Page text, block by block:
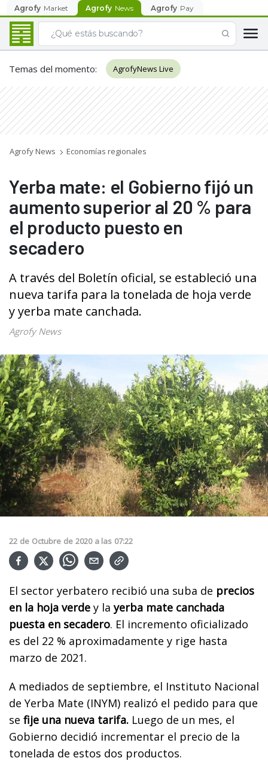
Agrofy Market Agrofy News Agrofy Pay
Temas del momento: AgrofyNews Live
Agrofy News Economías regionales
Yerba mate: el Gobierno fijó un
aumento superior al 20 % para
el producto puesto en
secadero
A través del Boletín oficial, se estableció una
nueva tarifa para la tonelada de hoja verde
y yerba mate canchada.
Agrofy News
22 de Octubre de 2020 a las 07:22
El sector yerbatero recibió una suba de precios
en la hoja verde y la yerba mate canchada
puesta en secadero. El incremento oficializado
es del 22 % aproximadamente y rige hasta
marzo de 2021.
A mediados de septiembre, el Instituto Nacional
de Yerba Mate (INYM) realizó el pedido para que
se fije una nueva tarifa. Luego de un mes, el
Gobierno decidió incrementar el precio de la
tonelada de estos dos productos.